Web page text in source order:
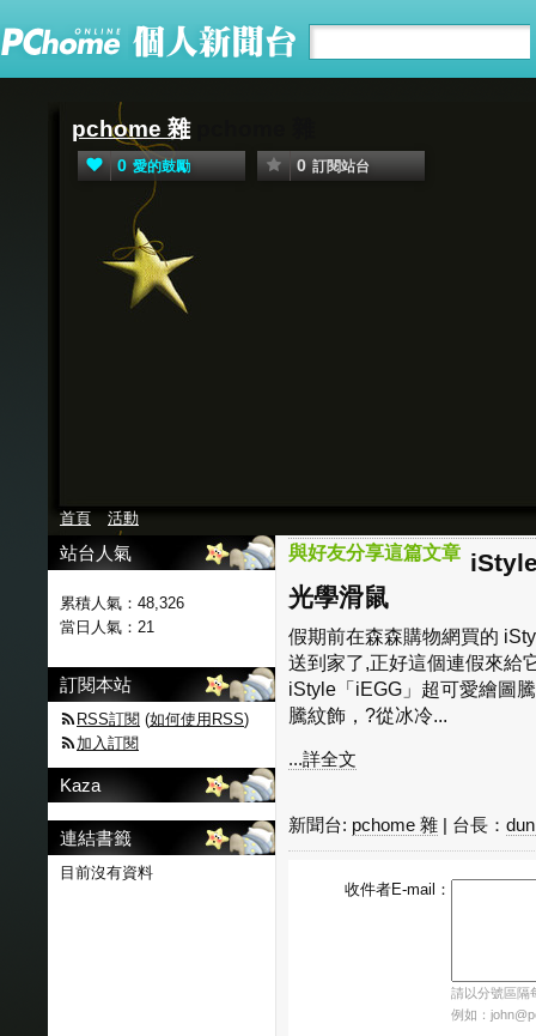
pchome 雜
0 愛的鼓勵 0 訂閱站台
首頁 活動
與好友分享這篇文章
光學滑鼠
假期前在森森購物網買的
送到家了,正好這個連假來給
iStyle「iEGG」超可愛繪圖
騰紋飾，?從冰冷...
...詳全文
新聞台: pchome 雜 | 台長：
收件者E-mail：
請以分號區隔
例如：
站台人氣
累積人氣： 48,326
當日人氣： 21
訂閱本站
RSS訂閱 (如何使用RSS)
加入訂閱
Kaza
連結書籤
目前沒有資料